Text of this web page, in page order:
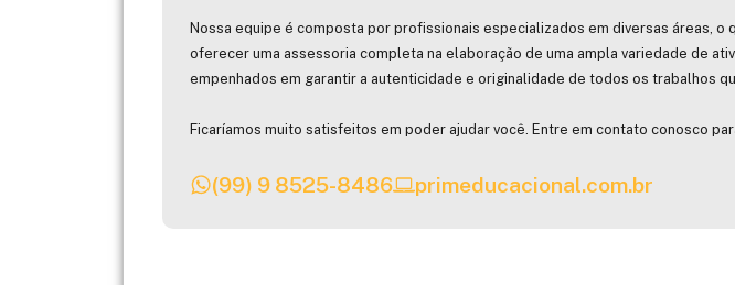
Nossa equipe é composta por profissionais especializados em diversas áreas, o
oferecer uma assessoria completa na elaboração de uma ampla variedade de
empenhados em garantir a autenticidade e originalidade de todos os trabalhos
Ficaríamos muito satisfeitos em poder ajudar você. Entre em contato conosco
(99) 9 8525-8486 primeducacional.com.br